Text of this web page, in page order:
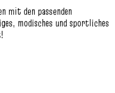
mit den passenden
modisches und sportliches